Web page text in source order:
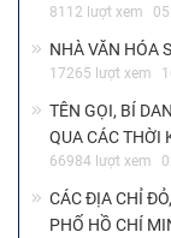
8112 lượt xem
NHÀ VĂN HÓA
17265 lượt xem
TÊN GỌI, BÍ
QUA CÁC THỜI
66984 lượt xem
CÁC ĐỊA CHỈ
PHỐ HỒ CHÍ